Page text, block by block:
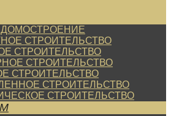
СТРОИТЕЛЬСТВО
СТРОИТЕЛЬСТВО
СТРОИТЕЛЬСТВО
СТРОИТЕЛЬСТВО
СТРОИТЕЛЬСТВО
СТРОИТЕЛЬСТВО